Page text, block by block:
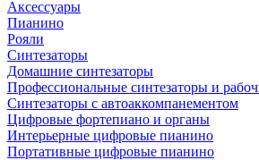
Аксессуары
Пианино
Рояли
Синтезаторы
Домашние синтезаторы
Профессиональные синтезаторы и
Синтезаторы с автоаккомпанементом
Цифровые фортепиано и органы
Интерьерные цифровые пианино
Портативные цифровые пианино